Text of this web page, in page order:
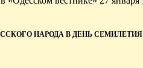
НАРОДА В ДЕНЬ СЕМИЛЕТИЯ